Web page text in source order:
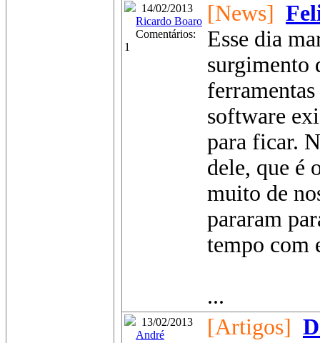
14/02/2013
Ricardo Boaro
Comentários:
1
[News]
Esse dia
surgimento
software
para ficar.
dele, que é
muito de
pararam
tempo com
...
13/02/2013
André
[Artigos]